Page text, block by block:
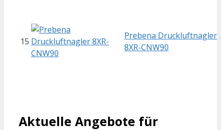
15
Prebena Druckluftnagler
8XR-CNW90
Aktuelle Angebote für